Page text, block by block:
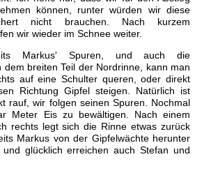
können, runter würden wir diese
nicht brauchen. Nach kurzem
wir wieder im Schnee weiter.
Markus' Spuren, und auch die
dem breiten Teil der Nordrinne, kann man
auf eine Schulter queren, oder direkt
Richtung Gipfel steigen. Natürlich ist
rauf, wir folgen seinen Spuren. Nochmal
Meter Eis zu bewältigen. Nach einem
rechts legt sich die Rinne etwas zurück
Markus von der Gipfelwächte herunter
und glücklich erreichen auch Stefan und